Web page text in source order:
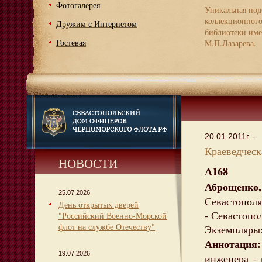
Фотогалерея
Дружим с Интернетом
Гостевая
Уникальная
библиотеки
М.П.Лазарева.
НОВОСТИ
25.07.2026
День открытых дверей
"Российский Военно-Морской
флот на службе Отечеству"
19.07.2026
20.01.2011г. -
А168
-
инженера -